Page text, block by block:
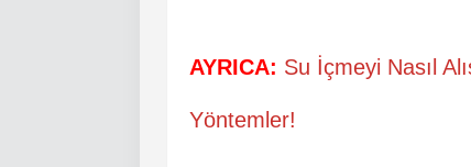
AYRICA: Su İçmeyi Nasıl
Yöntemler!